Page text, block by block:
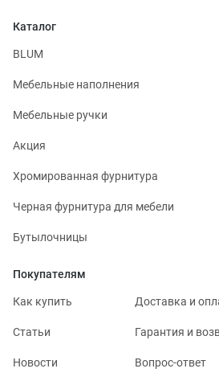
Каталог
BLUM
Мебельные наполнения
Мебельные ручки
Акция
Хромированная фурнитура
Черная фурнитура для мебели
Бутылочницы
Покупателям
Как купить Доставка и
Статьи Гарантия и
Новости Вопрос-ответ